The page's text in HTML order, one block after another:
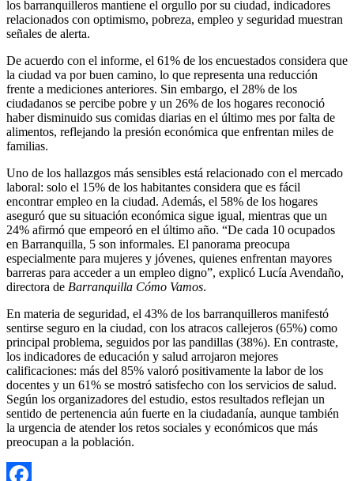
los barranquilleros mantiene el orgullo por su ciudad, indicadores
relacionados con optimismo, pobreza, empleo y seguridad muestran
señales de alerta.
De acuerdo con el informe, el 61% de los encuestados considera que
la ciudad va por buen camino, lo que representa una reducción
frente a mediciones anteriores. Sin embargo, el 28% de los
ciudadanos se percibe pobre y un 26% de los hogares reconoció
haber disminuido sus comidas diarias en el último mes por falta de
alimentos, reflejando la presión económica que enfrentan miles de
familias.
Uno de los hallazgos más sensibles está relacionado con el mercado
laboral: solo el 15% de los habitantes considera que es fácil
encontrar empleo en la ciudad. Además, el 58% de los hogares
aseguró que su situación económica sigue igual, mientras que un
24% afirmó que empeoró en el último año. “De cada 10 ocupados
en Barranquilla, 5 son informales. El panorama preocupa
especialmente para mujeres y jóvenes, quienes enfrentan mayores
barreras para acceder a un empleo digno”, explicó Lucía Avendaño,
directora de Barranquilla Cómo Vamos.
En materia de seguridad, el 43% de los barranquilleros manifestó
sentirse seguro en la ciudad, con los atracos callejeros (65%) como
principal problema, seguidos por las pandillas (38%). En contraste,
los indicadores de educación y salud arrojaron mejores
calificaciones: más del 85% valoró positivamente la labor de los
docentes y un 61% se mostró satisfecho con los servicios de salud.
Según los organizadores del estudio, estos resultados reflejan un
sentido de pertenencia aún fuerte en la ciudadanía, aunque también
la urgencia de atender los retos sociales y económicos que más
preocupan a la población.